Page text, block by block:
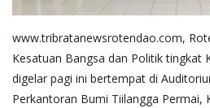
www.tribratanewsrotendao.com,
Kesatuan Bangsa dan Politik tingkat
digelar pagi ini bertempat di
Perkantoran Bumi Tiilangga Permai,